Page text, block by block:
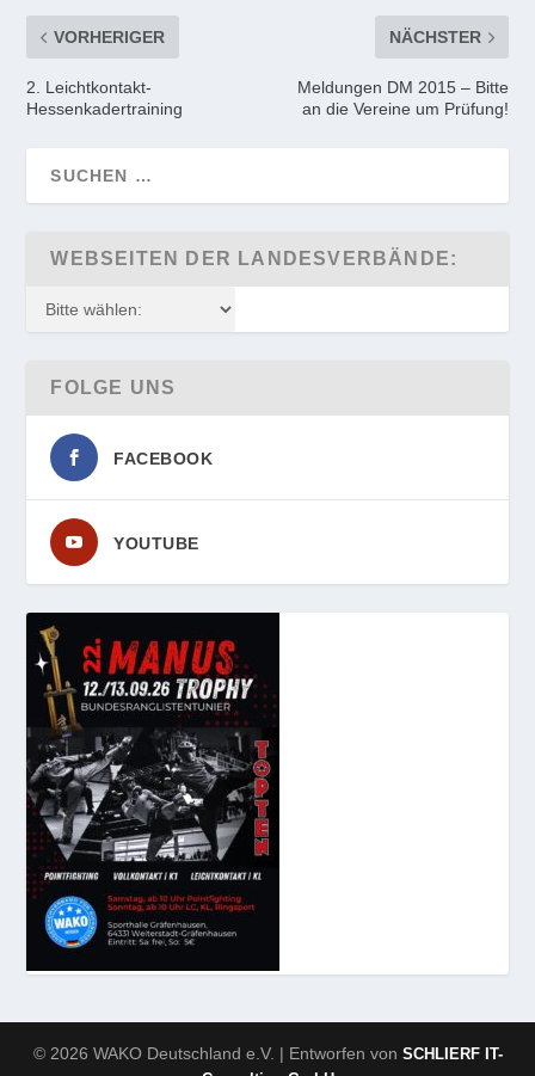
VORHERIGER
2. Leichtkontakt-
Hessenkadertraining
NÄCHSTER
Meldungen DM 2015 – Bitte
an die Vereine um Prüfung!
WEBSEITEN DER LANDESVERBÄNDE:
FOLGE UNS
FACEBOOK
YOUTUBE
© 2026 WAKO Deutschland e.V. | Entworfen von SCHLIERF IT-